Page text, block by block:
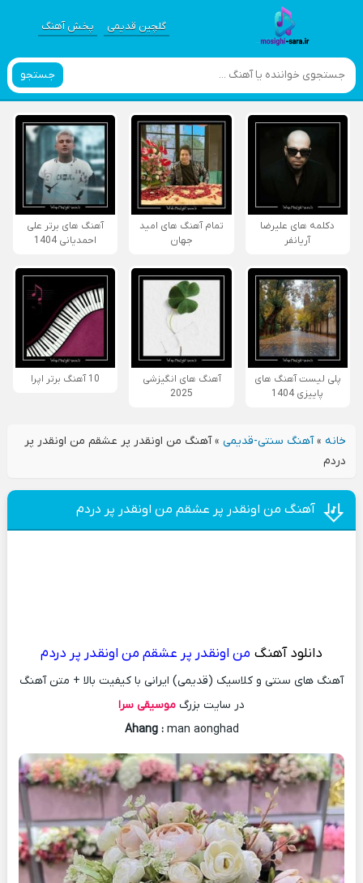
گلچین قدیمی پخش آهنگ
جستجو
دکلمه های علیرضا
آریانفر
تمام آهنگ های امید
جهان
آهنگ های برتر علی
احمدیانی 1404
پلی لیست آهنگ های
پاییزی 1404
آهنگ های انگیزشی
2025
10 آهنگ برتر اپرا
خانه»آهنگ سنتی-قدیمی»آهنگ من اونقدر پر عشقم من اونقدر پر
دردم
آهنگ من اونقدر پر عشقم من اونقدر پر دردم
دانلود آهنگ من اونقدر پر عشقم من اونقدر پر دردم
آهنگ های سنتی و کلاسیک (قدیمی) ایرانی با کیفیت بالا + متن آهنگ
در سایت بزرگ موسیقی سرا
Ahang :man aonghad